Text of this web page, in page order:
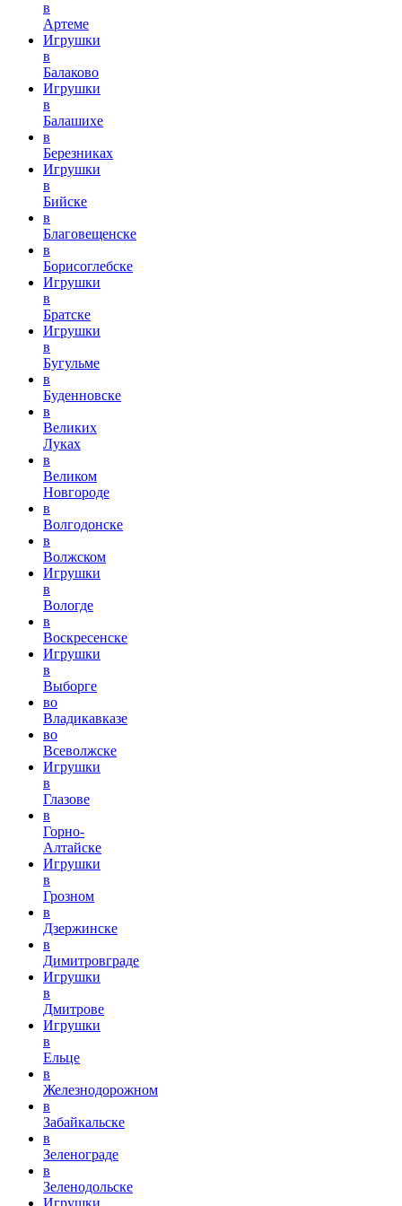
в
Артеме
Игрушки
в
Балаково
Игрушки
в
Балашихе
в
Березниках
Игрушки
в
Бийске
в
Благовещенске
в
Борисоглебске
Игрушки
в
Братске
Игрушки
в
Бугульме
в
Буденновске
в
Великих
Луках
в
Великом
Новгороде
в
Волгодонске
в
Волжском
Игрушки
в
Вологде
в
Воскресенске
Игрушки
в
Выборге
во
Владикавказе
во
Всеволжске
Игрушки
в
Глазове
в
Горно-
Алтайске
Игрушки
в
Грозном
в
Дзержинске
в
Димитровграде
Игрушки
в
Дмитрове
Игрушки
в
Ельце
в
Железнодорожном
в
Забайкальске
в
Зеленограде
в
Зеленодольске
Игрушки